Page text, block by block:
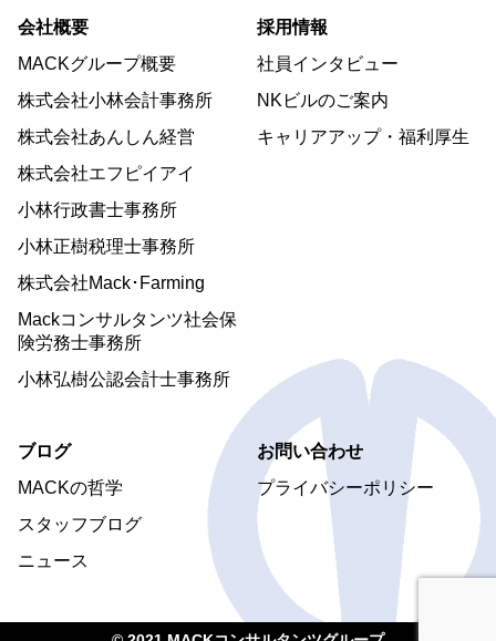
会社概要
MACKグループ概要
株式会社小林会計事務所
株式会社あんしん経営
株式会社エフピイアイ
小林行政書士事務所
小林正樹税理士事務所
株式会社Mack･Farming
Mackコンサルタンツ社会保
険労務士事務所
小林弘樹公認会計士事務所
採用情報
社員インタビュー
NKビルのご案内
キャリアアップ・福利厚生
ブログ
MACKの哲学
スタッフブログ
ニュース
お問い合わせ
プライバシーポリシー